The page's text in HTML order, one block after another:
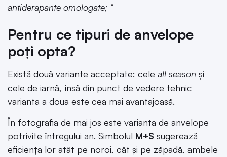
antiderapante omologate; “
Pentru ce tipuri de anvelope
poți opta?
Există două variante acceptate: cele all season și
cele de iarnă, însă din punct de vedere tehnic
varianta a doua este cea mai avantajoasă.
În fotografia de mai jos este varianta de anvelope
potrivite întregului an. Simbolul M+S sugerează
eficiența lor atât pe noroi, cât și pe zăpadă, ambele